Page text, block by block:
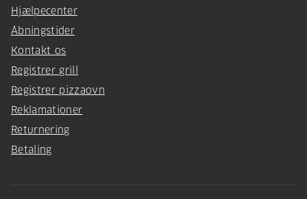
Hjælpecenter
Åbningstider
Kontakt os
Registrer grill
Registrer pizzaovn
Reklamationer
Returnering
Betaling